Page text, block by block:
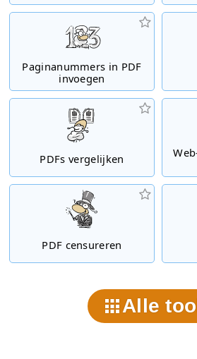
Paginanummers in PDF
invoegen
PDFs vergelijken
PDF censureren
Alle